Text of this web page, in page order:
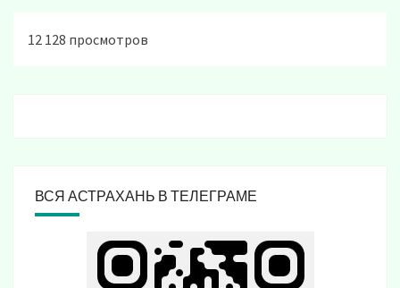
12 128 просмотров
ВСЯ АСТРАХАНЬ В ТЕЛЕГРАМЕ